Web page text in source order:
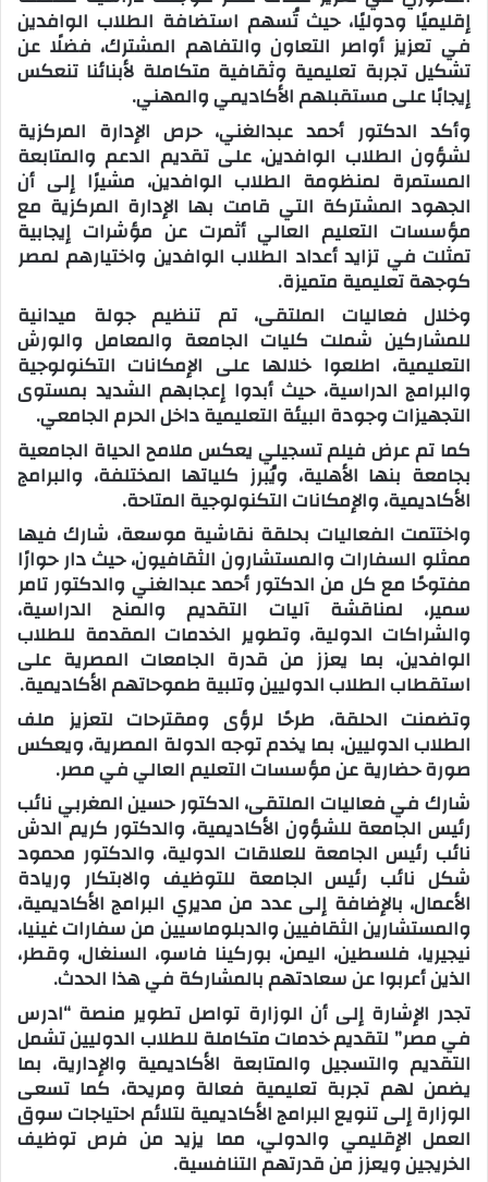
إقليميًا ودوليًا، حيث تُسهم استضافة الطلاب الوافدين
في تعزيز أواصر التعاون والتفاهم المشترك، فضلًا عن
تشكيل تجربة تعليمية وثقافية متكاملة لأبنائنا تنعكس
إيجابًا على مستقبلهم الأكاديمي والمهني.
وأكد الدكتور أحمد عبدالغني، حرص الإدارة المركزية
لشؤون الطلاب الوافدين، على تقديم الدعم والمتابعة
المستمرة لمنظومة الطلاب الوافدين، مشيرًا إلى أن
الجهود المشتركة التي قامت بها الإدارة المركزية مع
مؤسسات التعليم العالي أثمرت عن مؤشرات إيجابية
تمثلت في تزايد أعداد الطلاب الوافدين واختيارهم لمصر
كوجهة تعليمية متميزة.
وخلال فعاليات الملتقى، تم تنظيم جولة ميدانية
للمشاركين شملت كليات الجامعة والمعامل والورش
التعليمية، اطلعوا خلالها على الإمكانات التكنولوجية
والبرامج الدراسية، حيث أبدوا إعجابهم الشديد بمستوى
التجهيزات وجودة البيئة التعليمية داخل الحرم الجامعي.
كما تم عرض فيلم تسجيلي يعكس ملامح الحياة الجامعية
بجامعة بنها الأهلية، ويُبرز كلياتها المختلفة، والبرامج
الأكاديمية، والإمكانات التكنولوجية المتاحة.
واختتمت الفعاليات بحلقة نقاشية موسعة، شارك فيها
ممثلو السفارات والمستشارون الثقافيون، حيث دار حوارًا
مفتوحًا مع كل من الدكتور أحمد عبدالغني والدكتور تامر
سمير، لمناقشة آليات التقديم والمنح الدراسية،
والشراكات الدولية، وتطوير الخدمات المقدمة للطلاب
الوافدين، بما يعزز من قدرة الجامعات المصرية على
استقطاب الطلاب الدوليين وتلبية طموحاتهم الأكاديمية.
وتضمنت الحلقة، طرحًا لرؤى ومقترحات لتعزيز ملف
الطلاب الدوليين، بما يخدم توجه الدولة المصرية، ويعكس
صورة حضارية عن مؤسسات التعليم العالي في مصر.
شارك في فعاليات الملتقى، الدكتور حسين المغربي نائب
رئيس الجامعة للشؤون الأكاديمية، والدكتور كريم الدش
نائب رئيس الجامعة للعلاقات الدولية، والدكتور محمود
شكل نائب رئيس الجامعة للتوظيف والابتكار وريادة
الأعمال، بالإضافة إلى عدد من مديري البرامج الأكاديمية،
والمستشارين الثقافيين والدبلوماسيين من سفارات غينيا،
نيجيريا، فلسطين، اليمن، بوركينا فاسو، السنغال، وقطر،
الذين أعربوا عن سعادتهم بالمشاركة في هذا الحدث.
تجدر الإشارة إلى أن الوزارة تواصل تطوير منصة “ادرس
في مصر” لتقديم خدمات متكاملة للطلاب الدوليين تشمل
التقديم والتسجيل والمتابعة الأكاديمية والإدارية، بما
يضمن لهم تجربة تعليمية فعالة ومريحة، كما تسعى
الوزارة إلى تنويع البرامج الأكاديمية لتلائم احتياجات سوق
العمل الإقليمي والدولي، مما يزيد من فرص توظيف
الخريجين ويعزز من قدرتهم التنافسية.